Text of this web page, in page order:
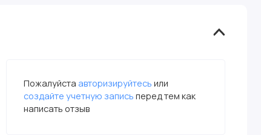
Пожалуйста авторизируйтесь или
создайте учетную запись перед тем как
написать отзыв